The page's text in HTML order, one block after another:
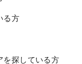
る方
を探している方